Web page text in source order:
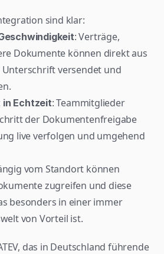
sind klar:
: Verträge,
Dokumente können direkt aus
Unterschrift versendet und
in Echtzeit: Teammitglieder
der Dokumentenfreigabe
live verfolgen und umgehend
vom Standort können
zugreifen und diese
besonders in einer immer
von Vorteil ist.
das in Deutschland führende